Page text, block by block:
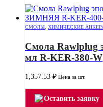
СМОЛЫ, ХИМИЧЕСКИЕ
Смола Rawlplug
мл R-KER-380-W
1,357.53 ₽ Цена за шт.
Оставить заявку